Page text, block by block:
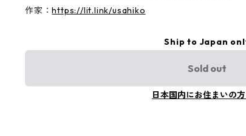
作家：https://lit.link/usahiko
Ship to Japan
Sold out
日本国内にお住まいの